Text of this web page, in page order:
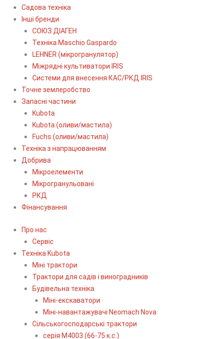
Садова техніка
Інші бренди
СОЮЗ ДІАГЕН
Техніка Maschio Gaspardo
LEHNER (мікрогранулятор)
Міжрядні культиватори IRIS
Системи для внесення КАС/РКД IRIS
Точне землеробство
Запасні частини
Kubota
Kubota (оливи/мастила)
Fuchs (оливи/мастила)
Техніка з напрацюванням
Добрива
Мікроелементи
Мікрогранульовані
РКД
Фінансування
Про нас
Сервіс
Технiка Kubota
Міні трактори
Трактори для садів і виноградників
Будівельна техніка
Міні-екскаватори
Міні-навантажувачі Neomach Nova
Сільськогосподарські трактори
серія М4003 (66-75 к.с.)